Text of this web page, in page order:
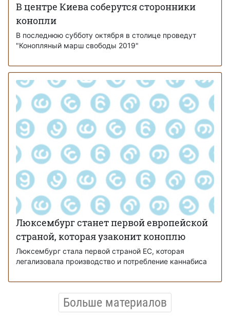
В центре Киева соберутся сторонники
конопли
В последнюю субботу октября в столице проведут
"Конопляный марш свободы 2019"
Люксембург станет первой европейской
страной, которая узаконит коноплю
Люксембург стала первой страной ЕС, которая
легализовала производство и потребление каннабиса
Больше материалов